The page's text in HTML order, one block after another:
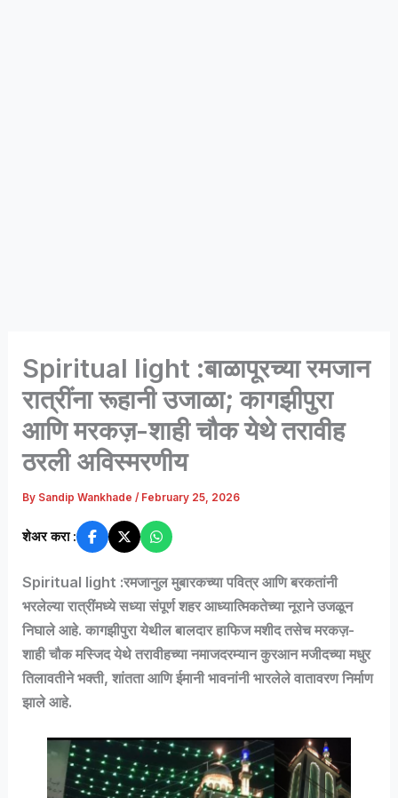
Spiritual light :बाळापूरच्या रमजान
रात्रींना रूहानी उजाळा; कागझीपुरा
आणि मरकज़-शाही चौक येथे तरावीह
ठरली अविस्मरणीय
By Sandip Wankhade/ February 25, 2026
शेअर करा :
Spiritual light :रमजानुल मुबारकच्या पवित्र आणि बरकतांनी
भरलेल्या रात्रींमध्ये सध्या संपूर्ण शहर आध्यात्मिकतेच्या नूराने उजळून
निघाले आहे. कागझीपुरा येथील बालदार हाफिज मशीद तसेच मरकज़-
शाही चौक मस्जिद येथे तरावीहच्या नमाजदरम्यान कुरआन मजीदच्या मधुर
तिलावतीने भक्ती, शांतता आणि ईमानी भावनांनी भारलेले वातावरण निर्माण
झाले आहे.